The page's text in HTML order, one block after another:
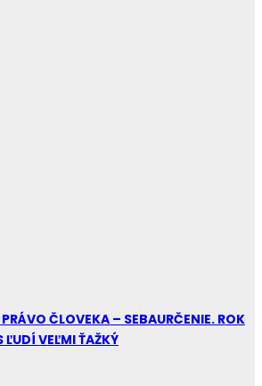
ČLOVEKA – SEBAURČENIE. ROK
VEĽMI ŤAŽKÝ